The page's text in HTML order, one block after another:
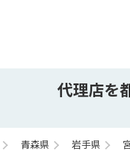
代理店を
青森県 岩手県